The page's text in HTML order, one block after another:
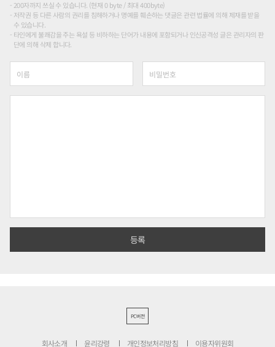
200자까지 쓰실 수 있습니다. (현재 0 byte / 최대 400byte)
저작권 등 다른 사람의 권리를 침해하거나 명예를 훼손하는 댓글은 관련 법률에 의해 제재를 받을
수 있습니다.
타인에게 불쾌감을 주는 욕설 등 비하하는 단어가 내용에 포함되거나 인신공격성 글은 관리자의 판
단에 의해 삭제 합니다.
PC버전
회사소개 윤리강령 개인정보처리방침 이용자위원회